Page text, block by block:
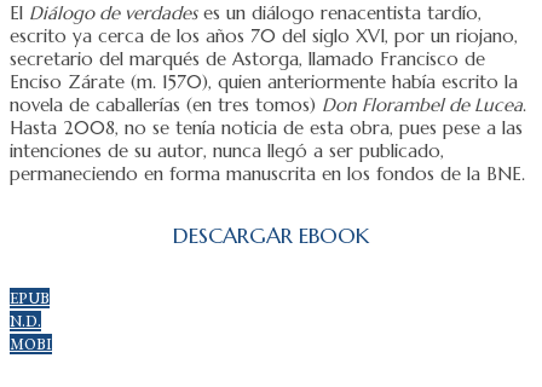
El Diálogo de verdadeses un diálogo renacentista tardío,
escrito ya cerca de los años 70 del siglo XVI, por un riojano,
secretario del marqués de Astorga, llamado Francisco de
Enciso Zárate (m. 1570), quien anteriormente había escrito la
novela de caballerías (en tres tomos) Don Florambel de Lucea.
Hasta 2008, no se tenía noticia de esta obra, pues pese a las
intenciones de su autor, nunca llegó a ser publicado,
permaneciendo en forma manuscrita en los fondos de la BNE.
DESCARGAR EBOOK
EPUB
N.D.
MOBI